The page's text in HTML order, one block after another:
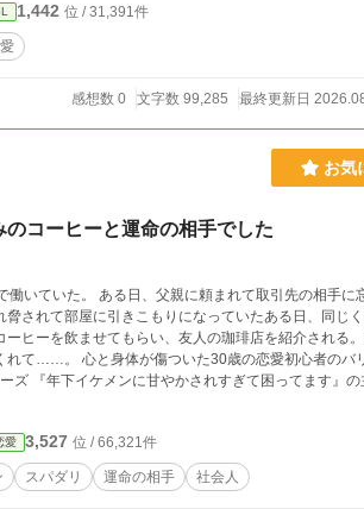
1,442 位 / 31,391件
感想数 0 文字数 99,285 最終更新日
お気
コーヒーと運命の相手でした
いていた。 ある日、父親に頼まれて取引先の相手に
されて部屋に引きこもりになっていたある日、同じ
ヒーを飲ませてもらい、友人の珈琲店を紹介される
れて……。 心と身体が傷ついた30歳の恋愛初心者のバ
だけますが、BLに興味がある方はぜひそちらもご覧
愛 3,527 位 / 66,321件
スパダリ 運命の相手 社会人